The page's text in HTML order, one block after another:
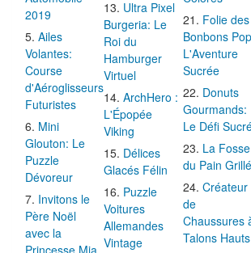
Ailes
Volantes:
Course
d'Aéroglisseurs
Futuristes
Mini
Glouton: Le
Puzzle
Dévoreur
Invitons le
Père Noël
avec la
Princesse Mia
Burgeria: Le
Roi du
Hamburger
Virtuel
ArchHero :
L'Épopée
Viking
Délices
Glacés Félin
Puzzle
Voitures
Allemandes
Vintage
Pino le
Bonbons Pop:
L'Aventure
Sucrée
Donuts
Gourmands:
Le Défi Sucré
La Fosse
du Pain Grillé
Créateur
de
Chaussures à
Talons Hauts
Opération